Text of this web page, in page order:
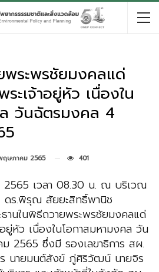
ระพรชัยมงคลแด่
ะเจ้าอยู่หัว เนื่องใน
วันฉัตรมงคล 4
ฤษภาคม 2565 401
เวลา 08.30 น. ณ บริเวณ
ร.พิรุณ สัยยะสิทธิ์พานิช
ธานในพิธีถวายพระพรชัยมงคลแด่
ยู่หัว เนื่องในโอกาสมหามงคล วัน
2565 ซึ่งมี รองเลขาธิการ สผ.
ร นายมนต์สังข์ ภู่ศิริวัฒน์ นายจิร